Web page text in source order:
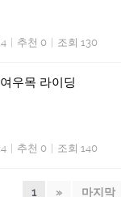
| 추천 0 | 조회 130
여우목 라이딩
| 추천 0 | 조회 140
1 » 마지막